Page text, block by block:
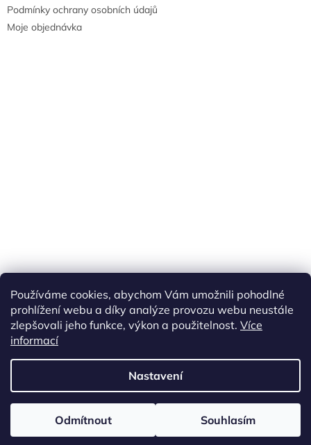
Používáme cookies, abychom Vám umožnili pohodlné
prohlížení webu a díky analýze provozu webu neustále
zlepšovali jeho funkce, výkon a použitelnost. Více
informací
Nastavení
Odmítnout Souhlasím
Podmínky ochrany osobních údajů
Moje objednávka
Tisíce výdejních míst po celé ČR
Vytvořil Shoptet
Copyright 2026akarazoo.cz. Všechna práva vyhrazena.Upravit